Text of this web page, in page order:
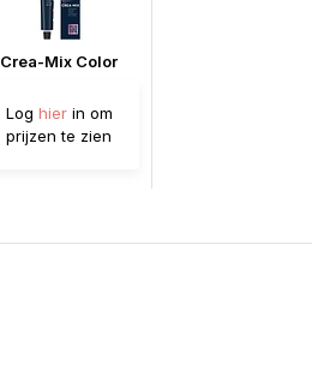
Crea-Mix Color
Log hierin om
prijzen te zien